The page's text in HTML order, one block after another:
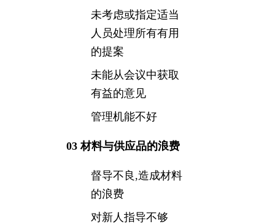
未考虑或指定适当
人员处理所有有用
的提案
未能从会议中获取
有益的意见
管理机能不好
03 材料与供应品的浪费
督导不良,造成材料
的浪费
对新人指导不够